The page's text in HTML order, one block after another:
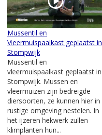
Mussentil en
Vleermuispaalkast geplaatst in
Stompwijk
Mussentil en
vleermuispaalkast geplaatst in
Stompwijk. Mussen en
vleermuizen zijn bedreigde
diersoorten, ze kunnen hier in
rustige omgeving nestelen. In
het ijzeren hekwerk zullen
klimplanten hun...